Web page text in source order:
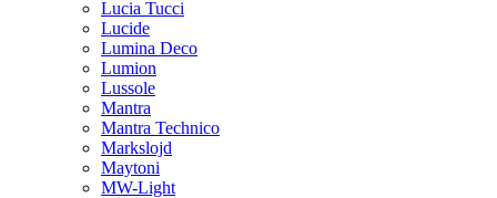
Lucia Tucci
Lucide
Lumina Deco
Lumion
Lussole
Mantra
Mantra Technico
Markslojd
Maytoni
MW-Light